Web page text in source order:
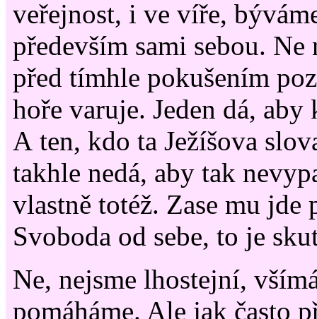
veřejnost, i ve víře,
především sami sebou. Ne
před tímhle pokušením
hoře varuje. Jeden dá,
A ten, kdo ta Ježíšova
takhle nedá, aby tak
vlastně totéž. Zase mu jde
Svoboda od sebe, to je
Ne, nejsme lhostejní,
pomáháme. Ale jak často